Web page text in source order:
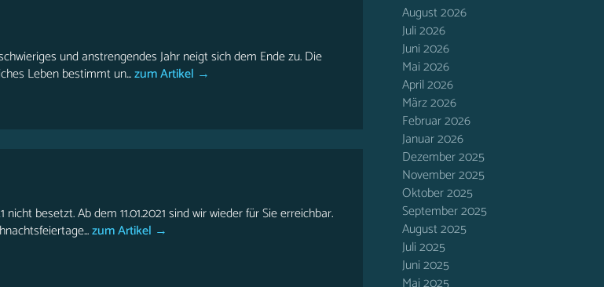
und anstrengendes Jahr neigt sich dem Ende zu. Die
Leben bestimmt un...zum Artikel →
besetzt. Ab dem 11.01.2021 sind wir wieder für Sie erreichbar.
zum Artikel →
August 2026
Juli 2026
Juni 2026
Mai 2026
April 2026
März 2026
Februar 2026
Januar 2026
Dezember 2025
November 2025
Oktober 2025
September 2025
August 2025
Juli 2025
Juni 2025